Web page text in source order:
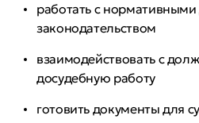
работать с
законодательством
взаимодействовать с
досудебную работу
готовить документы для